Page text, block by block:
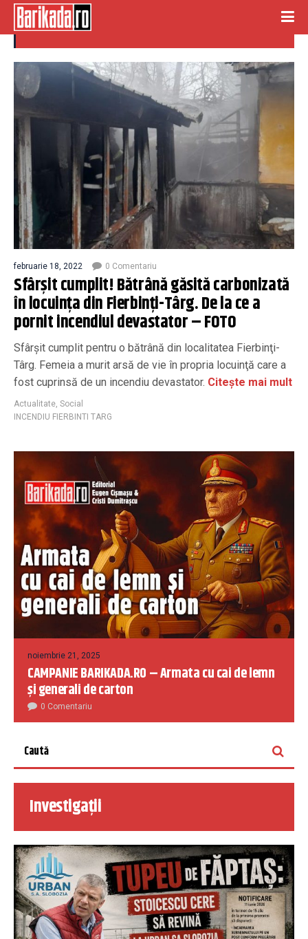
INCENDIU FIERBINTI TARG
februarie 18, 2022 0 Comentariu
Sfârşit cumplit! Bătrână găsită carbonizată
în locuinţa din Fierbinți-Târg. De la ce a
pornit incendiul devastator – FOTO
Sfârşit cumplit pentru o bătrână din localitatea Fierbinţi-
Târg. Femeia a murit arsă de vie în propria locuinţă care a
fost cuprinsă de un incendiu devastator. Citește mai mult
Actualitate, Social
INCENDIU FIERBINTI TARG
noiembrie 21, 2025
CAMPANIE BARIKADA.RO – Armata cu cai de lemn
și generali de carton
0 Comentariu
Investigații